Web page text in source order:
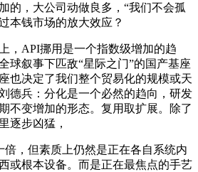
的，大公司动做良多，“我们不会孤
本钱市场的放大效应？
API挪用是一个指数级增加的趋
球叙事下匹敌“星际之门”的国产基座
也决定了我们整个贸易化的规模或天
德兵：分化是一个必然的趋向，研发
不变增加的形态。复用取扩展。除了
逐步凶猛，
，但素质上仍然是正在各自系统内
或根本设备。而是正在最焦点的手艺